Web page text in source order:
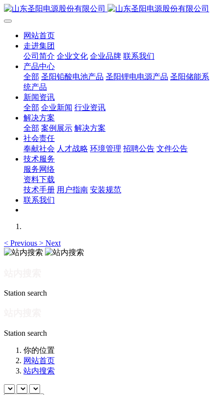
网站首页
走进集团
公司简介 企业文化 企业品牌 联系我们
产品中心
全部 圣阳铅酸电池产品 圣阳锂电电源产品 圣阳储能系
统产品
新闻资讯
全部 企业新闻 行业资讯
解决方案
全部 案例展示 解决方案
社会责任
奉献社会 人才战略 环境管理 招聘公告 文件公告
技术服务
服务网络
资料下载
技术手册 用户指南 安装规范
联系我们
< Previous > Next
Station search
Station search
你的位置
网站首页
站内搜索